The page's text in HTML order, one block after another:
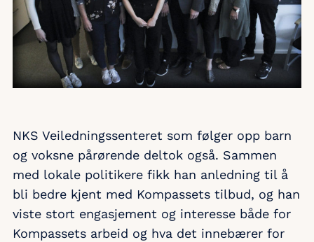
NKS Veiledningssenteret som følger opp barn
og voksne pårørende deltok også. Sammen
med lokale politikere fikk han anledning til å
bli bedre kjent med Kompassets tilbud, og han
viste stort engasjement og interesse både for
Kompassets arbeid og hva det innebærer for